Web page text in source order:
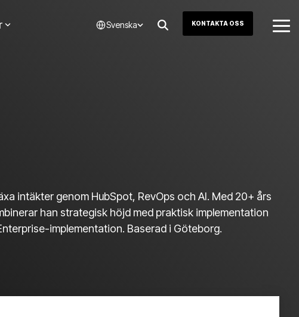
Svenska KONTAKTA OSS
intäkter genom HubSpot, RevOps och AI. Med 20+ års
han strategisk höjd med praktisk implementation
implementation. Baserad i Göteborg.